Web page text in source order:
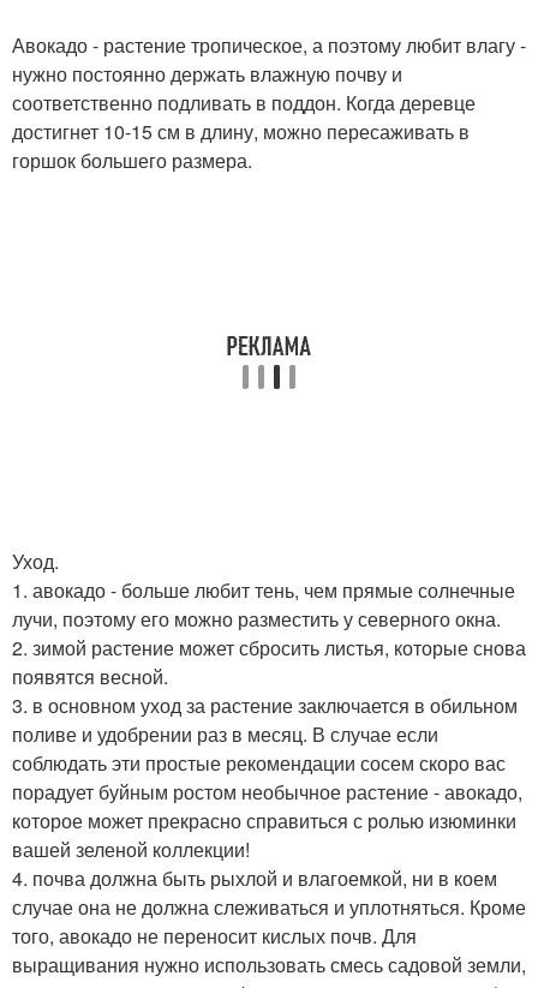
Авокадо - растение тропическое, а поэтому любит влагу -
нужно постоянно держать влажную почву и
соответственно подливать в поддон. Когда деревце
достигнет 10-15 см в длину, можно пересаживать в
горшок большего размера.
Уход.
1. авокадо - больше любит тень, чем прямые солнечные
лучи, поэтому его можно разместить у северного окна.
2. зимой растение может сбросить листья, которые снова
появятся весной.
3. в основном уход за растение заключается в обильном
поливе и удобрении раз в месяц. В случае если
соблюдать эти простые рекомендации сосем скоро вас
порадует буйным ростом необычное растение - авокадо,
которое может прекрасно справиться с ролью изюминки
вашей зеленой коллекции!
4. почва должна быть рыхлой и влагоемкой, ни в коем
случае она не должна слеживаться и уплотняться. Кроме
того, авокадо не переносит кислых почв. Для
выращивания нужно использовать смесь садовой земли,